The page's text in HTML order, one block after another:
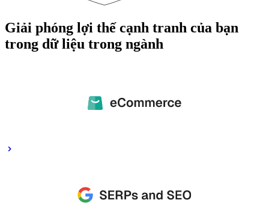
Giải phóng lợi thế cạnh tranh của bạn
trong dữ liệu trong ngành